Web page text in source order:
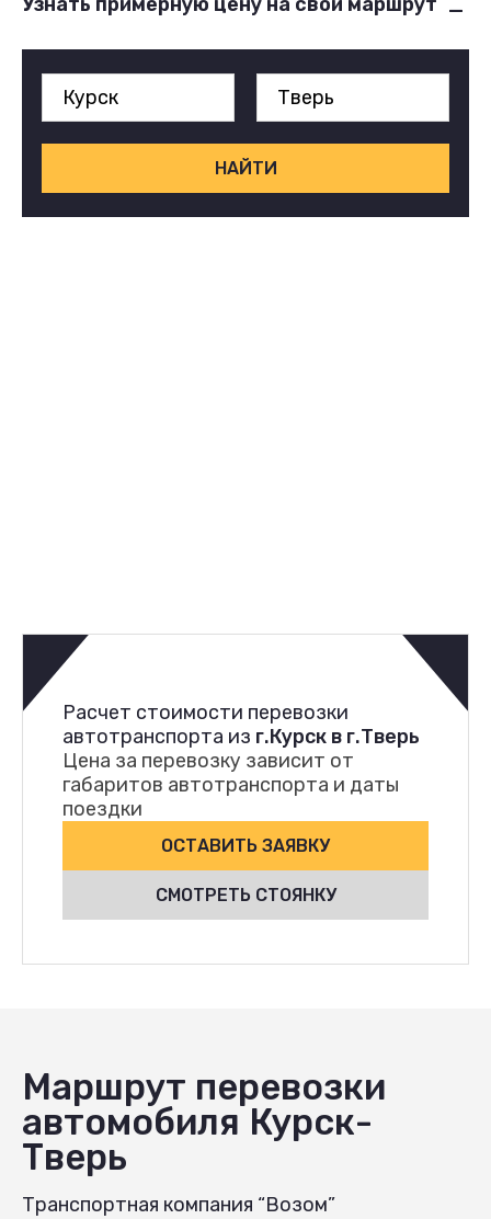
НАЙТИ
Расчет стоимости перевозки
автотранспорта из г.Курск в г.Тверь
Цена за перевозку зависит от
габаритов автотранспорта и даты
поездки
ОСТАВИТЬ ЗАЯВКУ
СМОТРЕТЬ СТОЯНКУ
Маршрут перевозки
автомобиля Курск-
Тверь
Транспортная компания “Возом”